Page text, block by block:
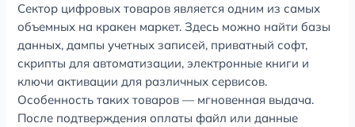
Сектор цифровых товаров является одним из самых
объемных на кракен маркет. Здесь можно найти базы
данных, дампы учетных записей, приватный софт,
скрипты для автоматизации, электронные книги и
ключи активации для различных сервисов.
Особенность таких товаров — мгновенная выдача.
После подтверждения оплаты файл или данные